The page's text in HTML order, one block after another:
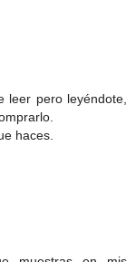
leer pero leyéndote,
haces.